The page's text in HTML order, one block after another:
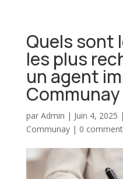
Quels sont
les plus
un agent
Communay
par Admin | Juin 4, 2025 |
Communay| 0